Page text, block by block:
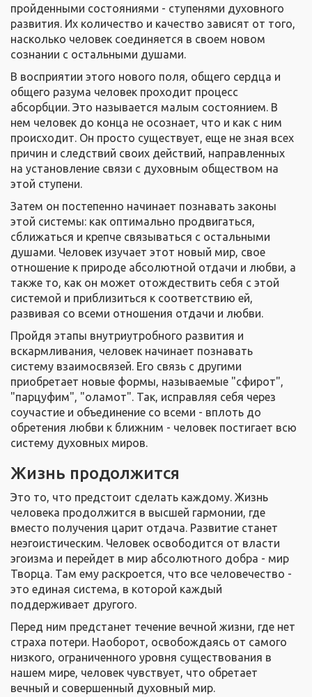
пройденными состояниями - ступенями духовного
развития. Их количество и качество зависят от того,
насколько человек соединяется в своем новом
сознании с остальными душами.
В восприятии этого нового поля, общего сердца и
общего разума человек проходит процесс
абсорбции. Это называется малым состоянием. В
нем человек до конца не осознает, что и как с ним
происходит. Он просто существует, еще не зная всех
причин и следствий своих действий, направленных
на установление связи с духовным обществом на
этой ступени.
Затем он постепенно начинает познавать законы
этой системы: как оптимально продвигаться,
сближаться и крепче связываться с остальными
душами. Человек изучает этот новый мир, свое
отношение к природе абсолютной отдачи и любви, а
также то, как он может отождествить себя с этой
системой и приблизиться к соответствию ей,
развивая со всеми отношения отдачи и любви.
Пройдя этапы внутриутробного развития и
вскармливания, человек начинает познавать
систему взаимосвязей. Его связь с другими
приобретает новые формы, называемые "сфирот",
"парцуфим", "оламот". Так, исправляя себя через
соучастие и объединение со всеми - вплоть до
обретения любви к ближним - человек постигает всю
систему духовных миров.
Жизнь продолжится
Это то, что предстоит сделать каждому. Жизнь
человека продолжится в высшей гармонии, где
вместо получения царит отдача. Развитие станет
неэгоистическим. Человек освободится от власти
эгоизма и перейдет в мир абсолютного добра - мир
Творца. Там ему раскроется, что все человечество -
это единая система, в которой каждый
поддерживает другого.
Перед ним предстанет течение вечной жизни, где нет
страха потери. Наоборот, освобождаясь от самого
низкого, ограниченного уровня существования в
нашем мире, человек чувствует, что обретает
вечный и совершенный духовный мир.